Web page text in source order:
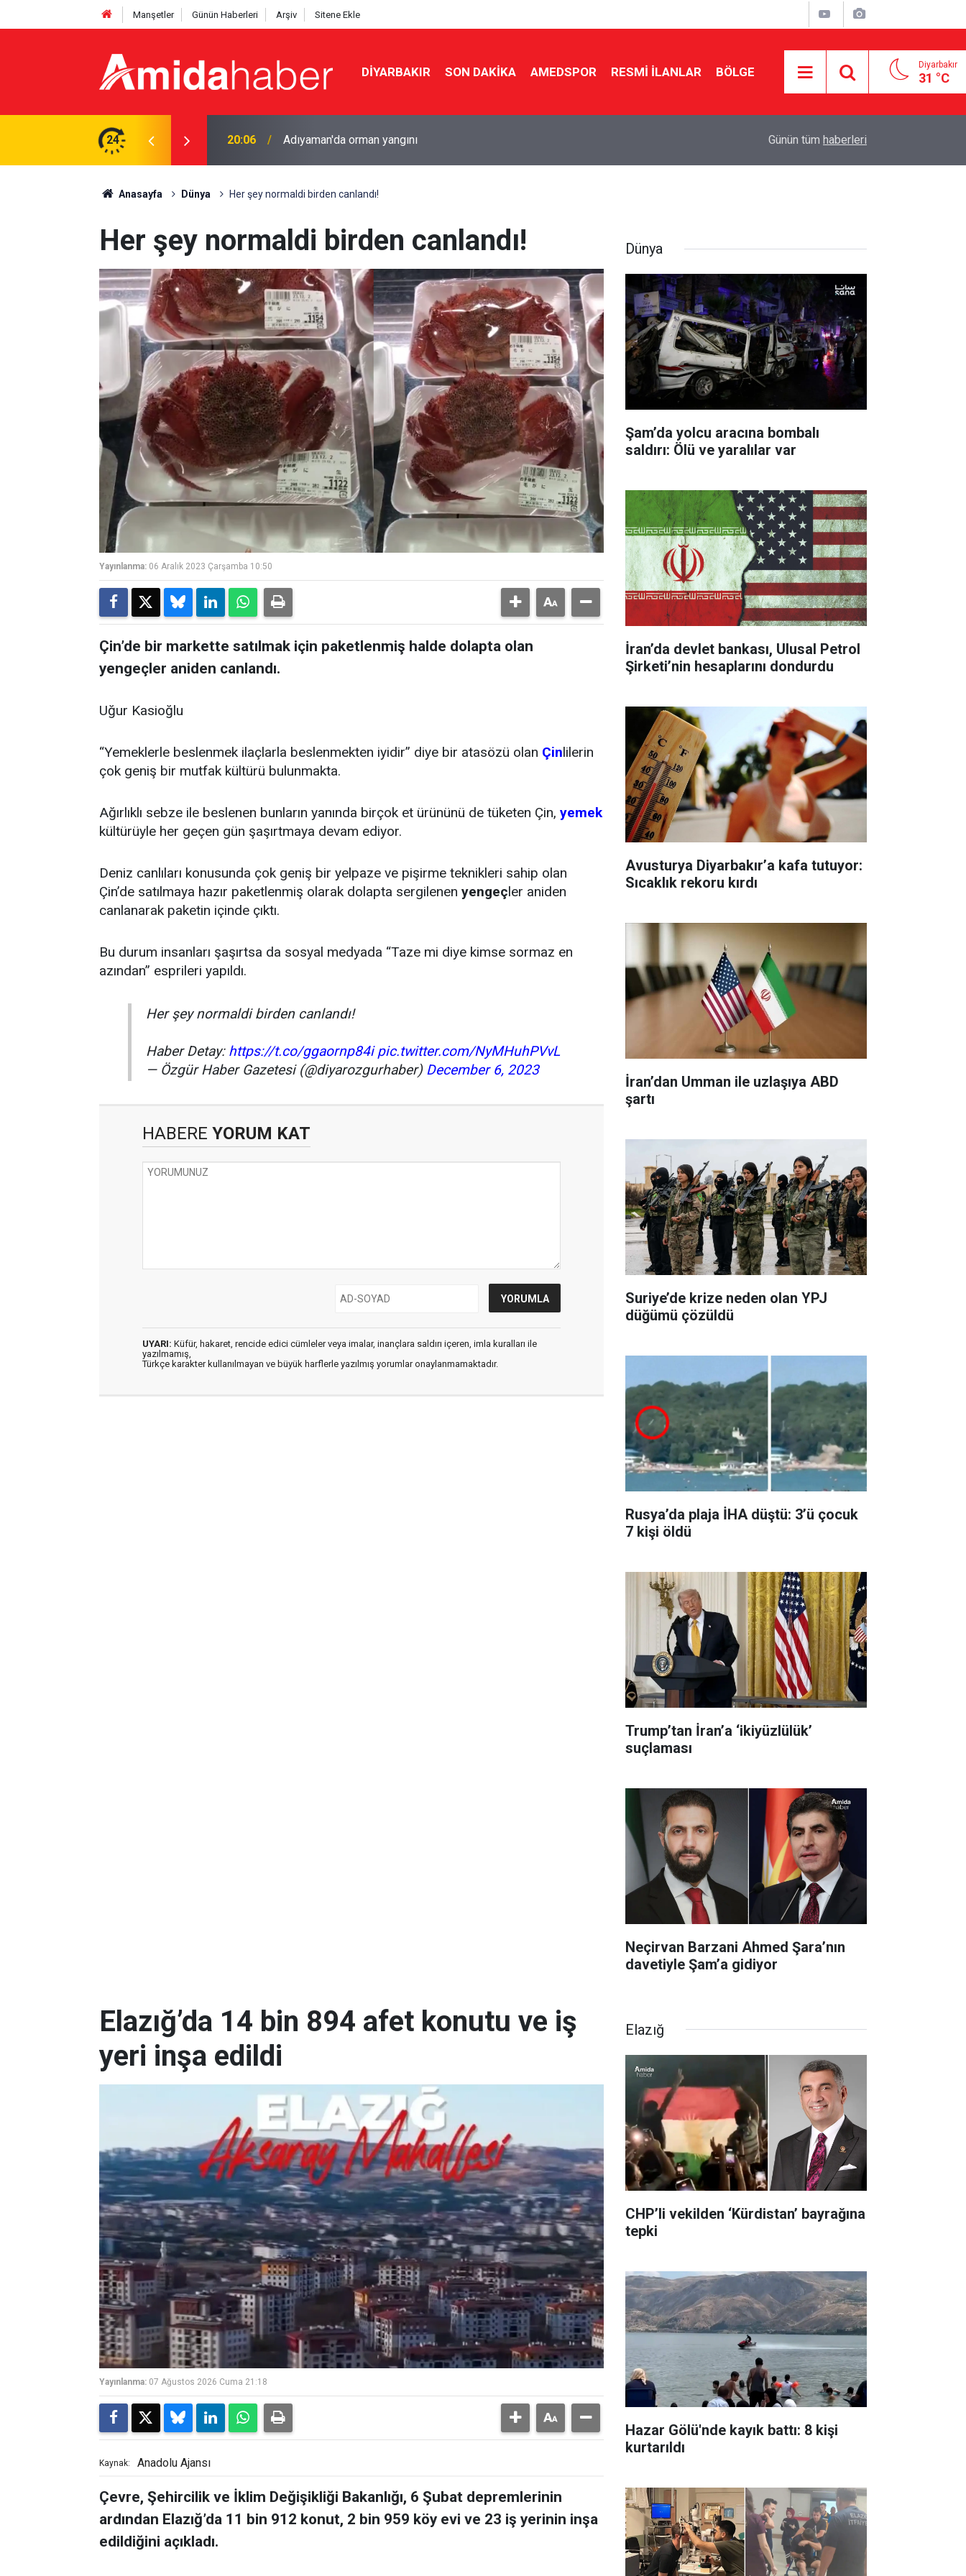
Manşetler Günün Haberleri Arşiv Sitene Ekle
DIYARBAKIR SON DAKIKA AMEDSPOR RESMI İLANLAR BÖLGE Diyarbakır
31 °C
24 19:47 Mardin’de iş yerine silahlı saldırı: 5 kurşun isabet etti Erdoğan’dan Mekke Anlaşması açıklaması
Günün tüm haberleri
Anasayfa Dünya Her şey normaldi birden canlandı!
Her şey normaldi birden canlandı!
Yayınlanma: 06 Aralık 2023 Çarşamba 10:50
Çin’de bir markette satılmak için paketlenmiş halde dolapta olan
yengeçler aniden canlandı.
Uğur Kasioğlu
“Yemeklerle beslenmek ilaçlarla beslenmekten iyidir” diye bir atasözü olan Çinlilerin
çok geniş bir mutfak kültürü bulunmakta.
Ağırlıklı sebze ile beslenen bunların yanında birçok et ürününü de tüketen Çin, yemek
kültürüyle her geçen gün şaşırtmaya devam ediyor.
Deniz canlıları konusunda çok geniş bir yelpaze ve pişirme teknikleri sahip olan
Çin’de satılmaya hazır paketlenmiş olarak dolapta sergilenen yengeçler aniden
canlanarak paketin içinde çıktı.
Bu durum insanları şaşırtsa da sosyal medyada “Taze mi diye kimse sormaz en
azından” esprileri yapıldı.
Her şey normaldi birden canlandı!
Haber Detay: https://t.co/ggaornp84i pic.twitter.com/NyMHuhPVvL
— Özgür Haber Gazetesi (@diyarozgurhaber) December 6, 2023
HABERE YORUM KAT
UYARI: Küfür, hakaret, rencide edici cümleler veya imalar, inançlara saldırı içeren, imla kuralları ile
yazılmamış,
Türkçe karakter kullanılmayan ve büyük harflerle yazılmış yorumlar onaylanmamaktadır.
Dünya
Şam’da yolcu aracına bombalı
saldırı: Ölü ve yaralılar var
İran’da devlet bankası, Ulusal Petrol
Şirketi’nin hesaplarını dondurdu
Avusturya Diyarbakır’a kafa tutuyor:
Sıcaklık rekoru kırdı
İran’dan Umman ile uzlaşıya ABD
şartı
Suriye’de krize neden olan YPJ
düğümü çözüldü
Rusya’da plaja İHA düştü: 3’ü çocuk
7 kişi öldü
Trump’tan İran’a ‘ikiyüzlülük’
suçlaması
Neçirvan Barzani Ahmed Şara’nın
davetiyle Şam’a gidiyor
Elazığ’da 14 bin 894 afet konutu ve iş
yeri inşa edildi
Yayınlanma: 07 Ağustos 2026 Cuma 21:18
Kaynak: Anadolu Ajansı
Çevre, Şehircilik ve İklim Değişikliği Bakanlığı, 6 Şubat depremlerinin
ardından Elazığ’da 11 bin 912 konut, 2 bin 959 köy evi ve 23 iş yerinin inşa
edildiğini açıkladı.
Elazığ
CHP’li vekilden ‘Kürdistan’ bayrağına
tepki
Hazar Gölü'nde kayık battı: 8 kişi
kurtarıldı